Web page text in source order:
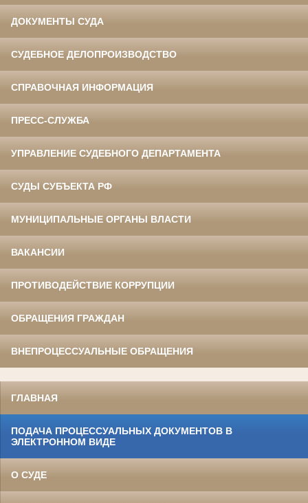
ДОКУМЕНТЫ СУДА
СУДЕБНОЕ ДЕЛОПРОИЗВОДСТВО
СПРАВОЧНАЯ ИНФОРМАЦИЯ
ПРЕСС-СЛУЖБА
УПРАВЛЕНИЕ СУДЕБНОГО ДЕПАРТАМЕНТА
СУДЫ СУБЪЕКТА РФ
МУНИЦИПАЛЬНЫЕ ОРГАНЫ ВЛАСТИ
ВАКАНСИИ
ПРОТИВОДЕЙСТВИЕ КОРРУПЦИИ
ОБРАЩЕНИЯ ГРАЖДАН
ВНЕПРОЦЕССУАЛЬНЫЕ ОБРАЩЕНИЯ
ГЛАВНАЯ
ПОДАЧА ПРОЦЕССУАЛЬНЫХ ДОКУМЕНТОВ В
ЭЛЕКТРОННОМ ВИДЕ
О СУДЕ